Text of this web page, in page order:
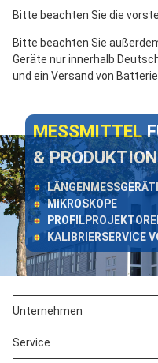
Bitte beachten Sie die
Bitte beachten Sie
Geräte nur innerhalb
und ein Versand von
MESSMITTEL
& PRODUKTION
MIKROSKOPE
KALIBRIERSERVICE
Unternehmen
Service